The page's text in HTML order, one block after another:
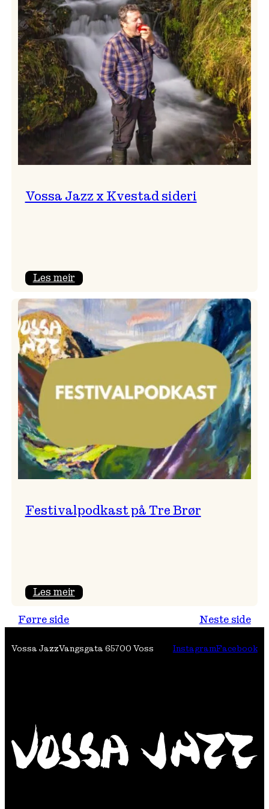
svingar!
Vossa Jazz x Kvestad sideri
Les meir:
Jazz
Kvestad
sideri
Festivalpodkast på Tre Brør
Les meir:
Brør
Førre side Neste side
Vossa JazzVangsgata 65700 Voss InstagramFacebook